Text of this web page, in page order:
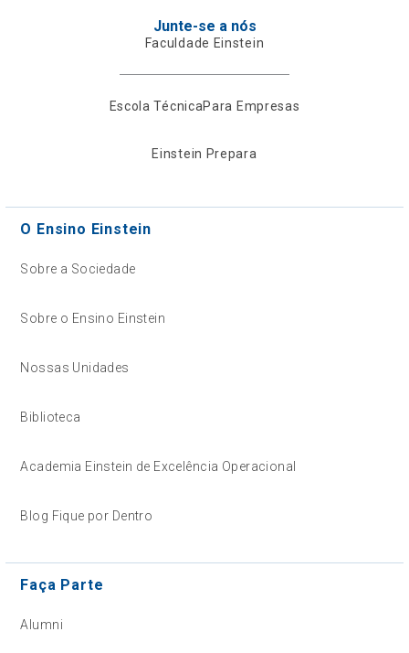
Junte-se a nós
Faculdade Einstein
Escola TécnicaPara Empresas
Einstein Prepara
O Ensino Einstein
Sobre a Sociedade
Sobre o Ensino Einstein
Nossas Unidades
Biblioteca
Academia Einstein de Excelência Operacional
Blog Fique por Dentro
Faça Parte
Alumni